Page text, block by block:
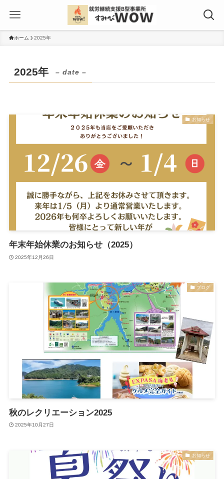
ホーム 2025年
2025年 – date –
お知らせ
年末年始休業のお知らせ（2025）
2025年12月26日
ブログ
秋のレクリエーション2025
2025年10月27日
お知らせ